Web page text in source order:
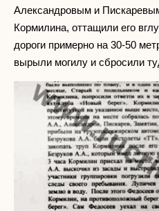
Александровым и
Кормилина, оттащили его
дороги примерно на 30-50
вырыли могилу и сбросили